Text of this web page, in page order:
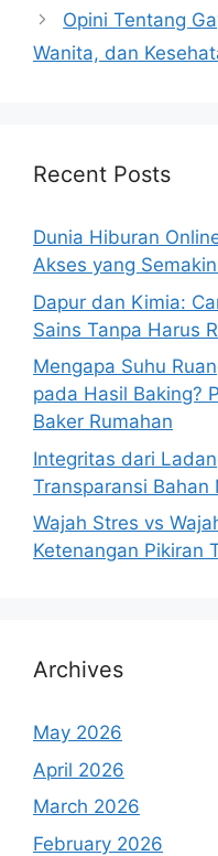
Opini Tentang
Wanita, dan
Recent Posts
Dunia Hiburan
Akses yang
Dapur dan Kimia:
Sains Tanpa Harus
Mengapa Suhu
pada Hasil Baking?
Baker Rumahan
Integritas dari
Transparansi Bahan
Wajah Stres vs
Ketenangan Pikiran
Archives
May 2026
April 2026
March 2026
February 2026